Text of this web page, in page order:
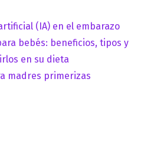
(IA) en el embarazo
bebés: beneficios, tipos y
en su dieta
madres primerizas